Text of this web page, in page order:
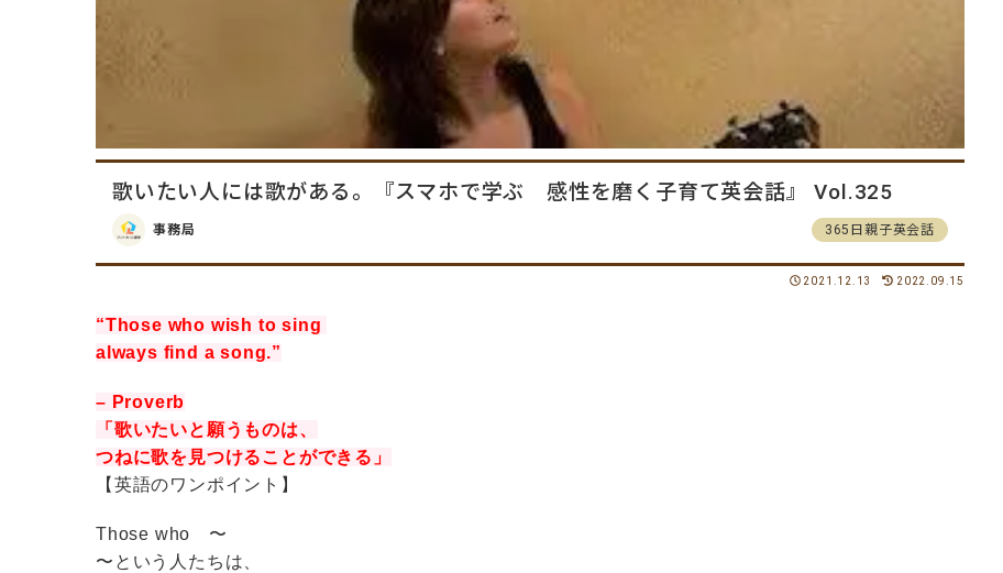
歌いたい人には歌がある。『スマホで学ぶ 感性を磨く子育て英会話』 Vol.325
事務局 365日親子英会話
2021.12.13 2022.09.15
“Those who wish to sing
always find a song.”
– Proverb
「歌いたいと願うものは、
つねに歌を見つけることができる」
【英語のワンポイント】
Those who 〜
〜という人たちは、